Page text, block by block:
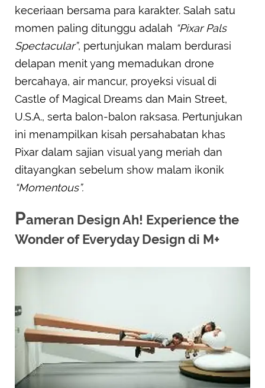
keceriaan bersama para karakter. Salah satu
momen paling ditunggu adalah “Pixar Pals
Spectacular”, pertunjukan malam berdurasi
delapan menit yang memadukan drone
bercahaya, air mancur, proyeksi visual di
Castle of Magical Dreams dan Main Street,
U.S.A., serta balon-balon raksasa. Pertunjukan
ini menampilkan kisah persahabatan khas
Pixar dalam sajian visual yang meriah dan
ditayangkan sebelum show malam ikonik
“Momentous”.
Pameran Design Ah! Experience the
Wonder of Everyday Design di M+